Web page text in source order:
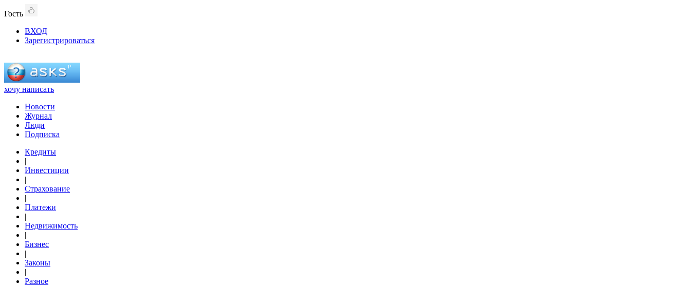
Гость
ВХОД
Зарегистрироваться
хочу написать
Новости
Журнал
Люди
Подписка
Кредиты
|
Инвестиции
|
Страхование
|
Платежи
|
Недвижимость
|
Бизнес
|
Законы
|
Разное